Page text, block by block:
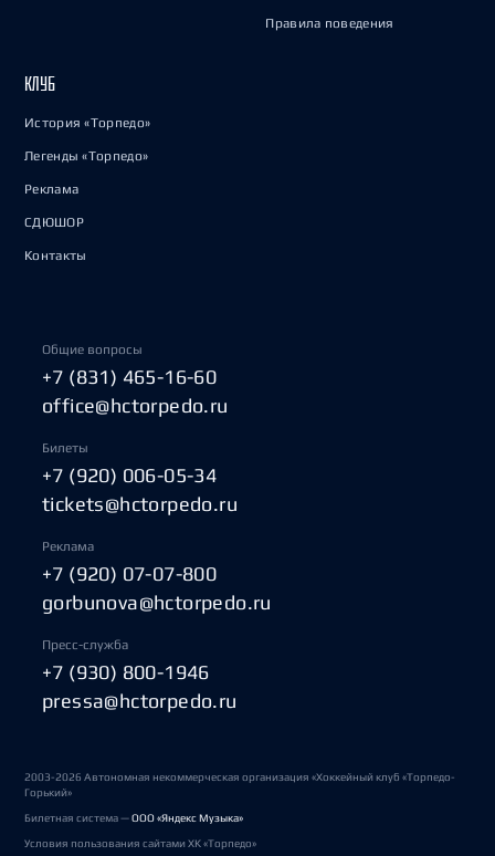
Правила поведения
КЛУБ
История «Торпедо»
Легенды «Торпедо»
Реклама
СДЮШОР
Контакты
Общие вопросы
+7 (831) 465-16-60
office@hctorpedo.ru
Билеты
+7 (920) 006-05-34
tickets@hctorpedo.ru
Реклама
+7 (920) 07-07-800
gorbunova@hctorpedo.ru
Пресс-служба
+7 (930) 800-1946
pressa@hctorpedo.ru
2003-2026 Автономная некоммерческая организация «Хоккейный клуб «Торпедо-
Горький»
Билетная система —ООО «Яндекс Музыка»
Условия пользования сайтами ХК «Торпедо»